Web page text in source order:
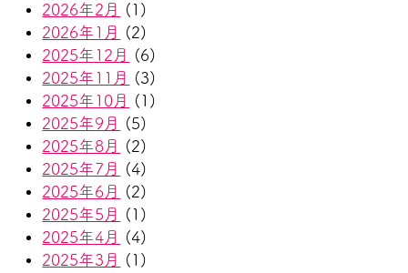
2026年2月
(1)
2026年1月
(2)
2025年12月
(6)
2025年11月
(3)
2025年10月
(1)
2025年9月
(5)
2025年8月
(2)
2025年7月
(4)
2025年6月
(2)
2025年5月
(1)
2025年4月
(4)
2025年3月
(1)